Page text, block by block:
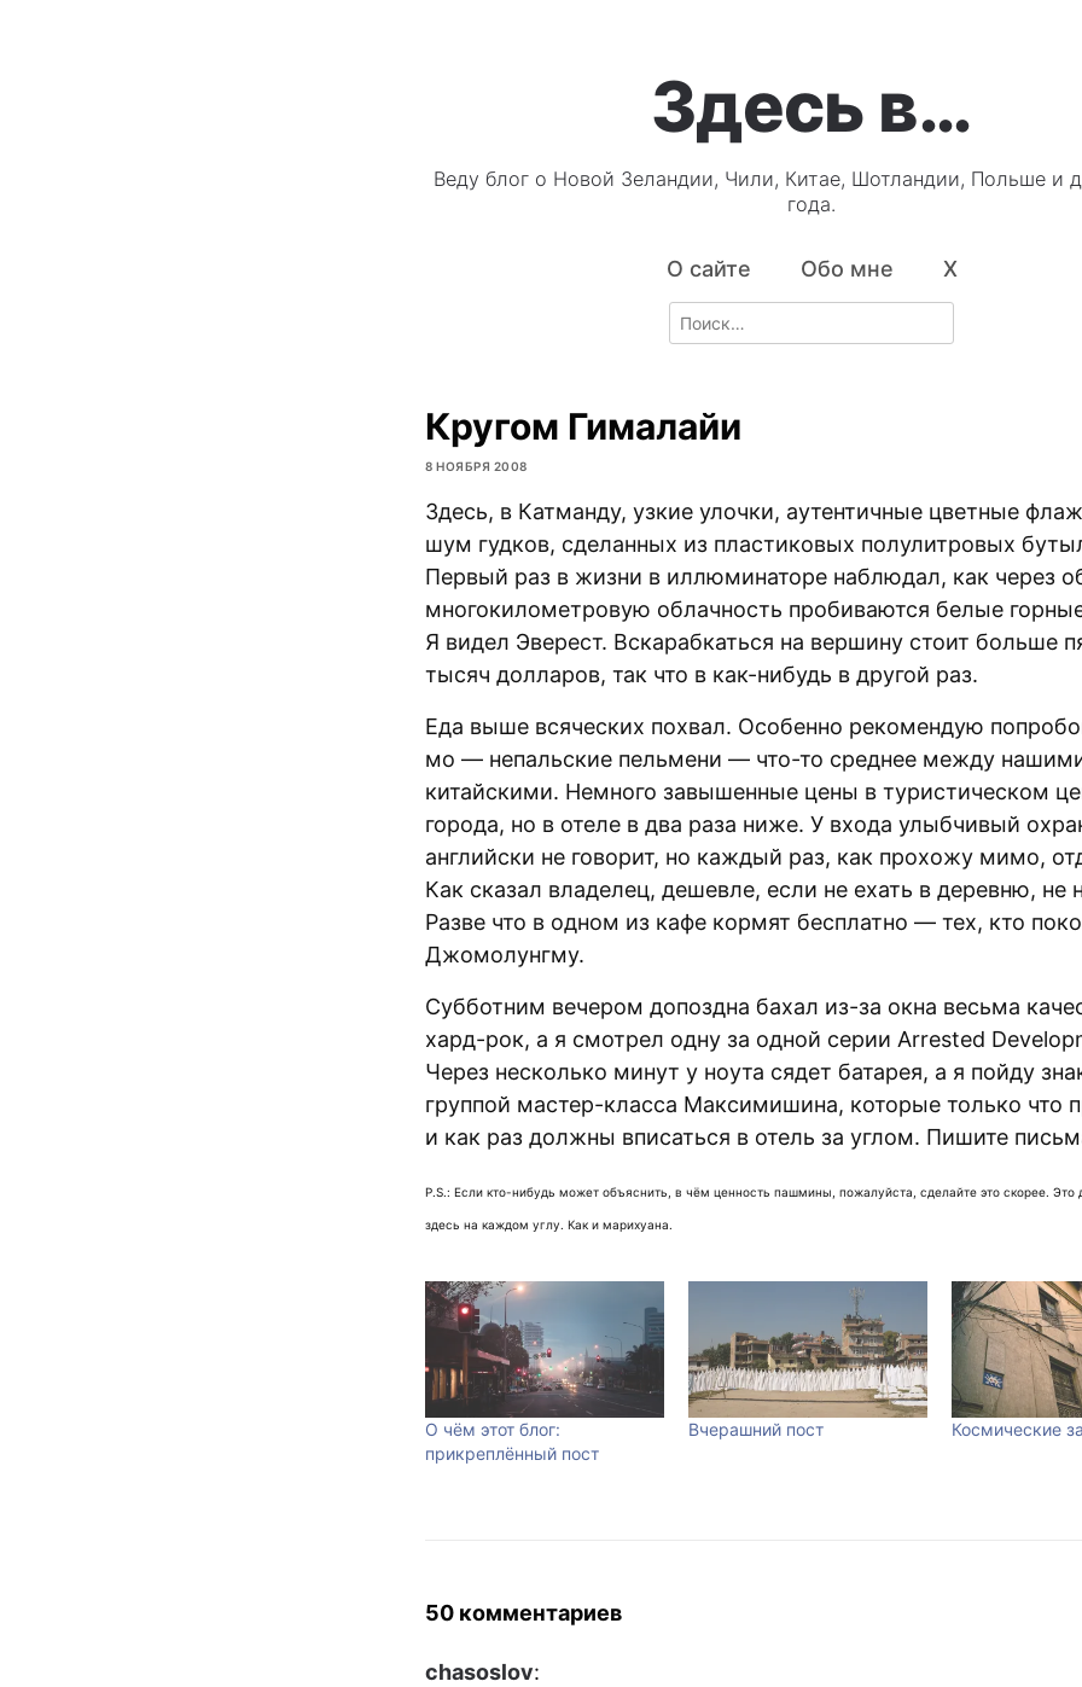
Здесь в…
Веду блог о Новой Зеландии, Чили, Китае, Шотландии, Польше и
года.
О сайте Обо мне X
Search
for:
Кругом Гималайи
8 НОЯБРЯ 2008
Здесь, в Катманду, узкие улочки, аутентичные цветные
шум гудков, сделанных из пластиковых полулитровых
Первый раз в жизни в иллюминаторе наблюдал, как через
многокилометровую облачность пробиваются белые
Я видел Эверест. Вскарабкаться на вершину стоит больше
тысяч долларов, так что в как-нибудь в другой раз.
Еда выше всяческих похвал. Особенно рекомендую
мо — непальские пельмени — что-то среднее между
китайскими. Немного завышенные цены в туристическом
города, но в отеле в два раза ниже. У входа улыбчивый
английски не говорит, но каждый раз, как прохожу мимо,
Как сказал владелец, дешевле, если не ехать в деревню, не
Разве что в одном из кафе кормят бесплатно — тех, кто
Джомолунгму.
Субботним вечером допоздна бахал из-за окна весьма
хард-рок, а я смотрел одну за одной серии Arrested
Через несколько минут у ноута сядет батарея, а я пойду
группой мастер-класса Максимишина, которые только что
и как раз должны вписаться в отель за углом. Пишите
P.S.: Если кто-нибудь может объяснить, в чём ценность пашмины, пожалуйста, сделайте это скорее. Это
здесь на каждом углу. Как и марихуана.
О чём этот блог:
прикреплённый пост
Вчерашний пост Космические
50 комментариев
chasoslov: